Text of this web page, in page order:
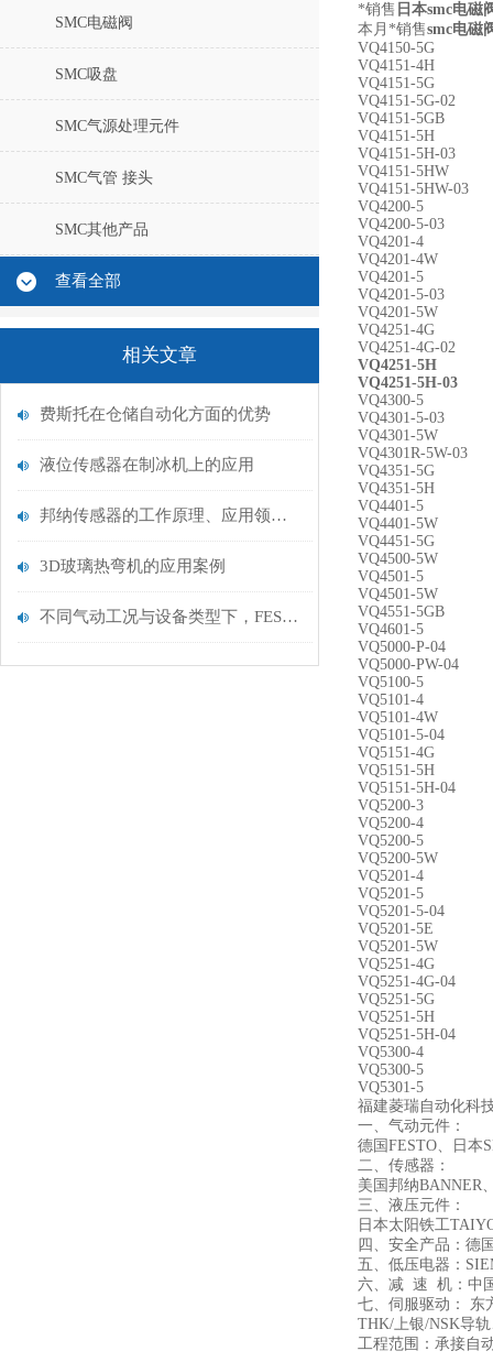
SMC电磁阀
SMC吸盘
SMC气源处理元件
SMC气管 接头
SMC其他产品
查看全部
相关文章
费斯托在仓储自动化方面的优势
液位传感器在制冰机上的应用
邦纳传感器的工作原理、应用领域及未来发展趋势
3D玻璃热弯机的应用案例
不同气动工况与设备类型下，FESTO费斯托气控阀该如何匹配流量与压力控制需求？
*销售 日本smc电磁
本月*销售smc电磁
VQ4150-5G
VQ4151-4H
VQ4151-5G
VQ4151-5G-02
VQ4151-5GB
VQ4151-5H
VQ4151-5H-03
VQ4151-5HW
VQ4151-5HW-03
VQ4200-5
VQ4200-5-03
VQ4201-4
VQ4201-4W
VQ4201-5
VQ4201-5-03
VQ4201-5W
VQ4251-4G
VQ4251-4G-02
VQ4251-5H
VQ4251-5H-03
VQ4300-5
VQ4301-5-03
VQ4301-5W
VQ4301R-5W-03
VQ4351-5G
VQ4351-5H
VQ4401-5
VQ4401-5W
VQ4451-5G
VQ4500-5W
VQ4501-5
VQ4501-5W
VQ4551-5GB
VQ4601-5
VQ5000-P-04
VQ5000-PW-04
VQ5100-5
VQ5101-4
VQ5101-4W
VQ5101-5-04
VQ5151-4G
VQ5151-5H
VQ5151-5H-04
VQ5200-3
VQ5200-4
VQ5200-5
VQ5200-5W
VQ5201-4
VQ5201-5
VQ5201-5-04
VQ5201-5E
VQ5201-5W
VQ5251-4G
VQ5251-4G-04
VQ5251-5G
VQ5251-5H
VQ5251-5H-04
VQ5300-4
VQ5300-5
VQ5301-5
福建菱瑞自动化科
一、气动元件：
德国FESTO、日本
二、传感器：
美国邦纳BANNER
三、液压元件：
日本太阳铁工
四、安全产品：德
五、低压电器：
六、减 速 机：中
七、伺服驱动： 东
THK/上银/NSK导
工程范围：承接自